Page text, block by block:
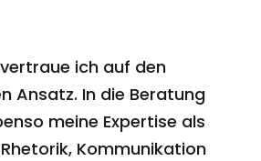
ich auf den
Ansatz. In die Beratung
meine Expertise als
Kommunikation